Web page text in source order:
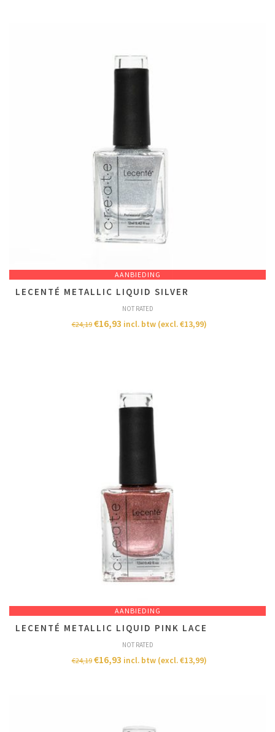
AANBIEDING
LECENTÉ METALLIC LIQUID SILVER
NOT RATED
€24,19 €16,93 incl. btw (excl.€13,99)
AANBIEDING
LECENTÉ METALLIC LIQUID PINK LACE
NOT RATED
€24,19 €16,93 incl. btw (excl.€13,99)